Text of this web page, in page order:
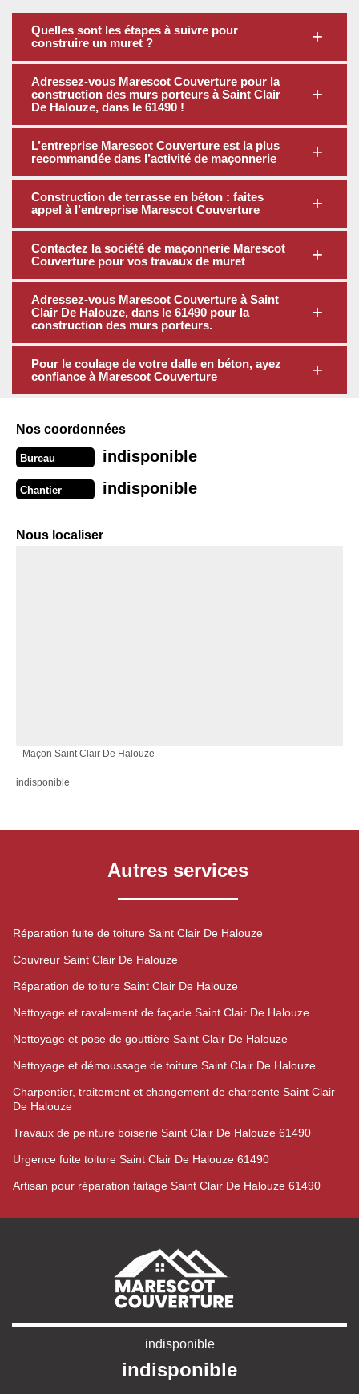
Quelles sont les étapes à suivre pour
construire un muret ?
Adressez-vous Marescot Couverture pour la
construction des murs porteurs à Saint Clair
De Halouze, dans le 61490 !
L’entreprise Marescot Couverture est la plus
recommandée dans l’activité de maçonnerie
Construction de terrasse en béton : faites
appel à l’entreprise Marescot Couverture
Contactez la société de maçonnerie Marescot
Couverture pour vos travaux de muret
Adressez-vous Marescot Couverture à Saint
Clair De Halouze, dans le 61490 pour la
construction des murs porteurs.
Pour le coulage de votre dalle en béton, ayez
confiance à Marescot Couverture
Nos coordonnées
Bureau indisponible
Chantier indisponible
Nous localiser
Maçon Saint Clair De Halouze
indisponible
Autres services
Réparation fuite de toiture Saint Clair De Halouze
Couvreur Saint Clair De Halouze
Réparation de toiture Saint Clair De Halouze
Nettoyage et ravalement de façade Saint Clair De Halouze
Nettoyage et pose de gouttière Saint Clair De Halouze
Nettoyage et démoussage de toiture Saint Clair De Halouze
Charpentier, traitement et changement de charpente Saint Clair
De Halouze
Travaux de peinture boiserie Saint Clair De Halouze 61490
Urgence fuite toiture Saint Clair De Halouze 61490
Artisan pour réparation faitage Saint Clair De Halouze 61490
indisponible
indisponible